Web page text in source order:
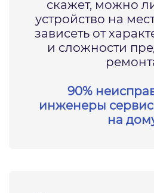
скажет, можно
устройство на
зависеть от
и сложности
90%
инженеры
на